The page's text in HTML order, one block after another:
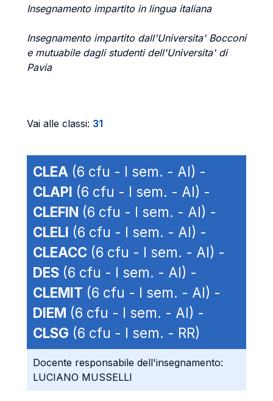
Insegnamento impartito in lingua italiana
Insegnamento impartito dall'Universita' Bocconi
e mutuabile dagli studenti dell'Universita' di
Pavia
Vai alle classi: 31
CLEA (6 cfu - I sem. - AI) -
CLAPI (6 cfu - I sem. - AI) -
CLEFIN (6 cfu - I sem. - AI) -
CLELI (6 cfu - I sem. - AI) -
CLEACC (6 cfu - I sem. - AI) -
DES (6 cfu - I sem. - AI) -
CLEMIT (6 cfu - I sem. - AI) -
DIEM (6 cfu - I sem. - AI) -
CLSG (6 cfu - I sem. - RR)
Docente responsabile dell'insegnamento:
LUCIANO MUSSELLI